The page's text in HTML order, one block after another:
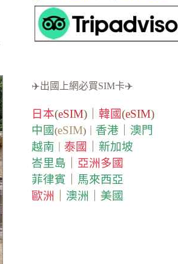
✈️出國上網必買SIM卡✈️
日本(eSIM)｜ 韓國(eSIM)
中國(eSIM)｜ 香港
澳門
越南
泰國
新加坡
峇里島
亞洲多國
菲律賓
馬來西亞
歐洲
澳洲 美國